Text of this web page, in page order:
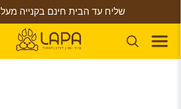
שליח עד הבית חינם בקנייה מעל 199 ₪